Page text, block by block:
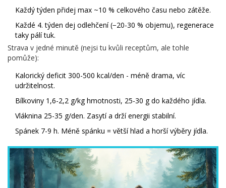
Každý týden přidej max ~10 % celkového času nebo zátěže.
Každé 4. týden dej odlehčení (−20-30 % objemu), regenerace
taky pálí tuk.
Strava v jedné minutě (nejsi tu kvůli receptům, ale tohle
pomůže):
Kalorický deficit 300-500 kcal/den - méně drama, víc
udržitelnost.
Bílkoviny 1,6-2,2 g/kg hmotnosti, 25-30 g do každého jídla.
Vláknina 25-35 g/den. Zasytí a drží energii stabilní.
Spánek 7-9 h. Méně spánku = větší hlad a horší výběry jídla.